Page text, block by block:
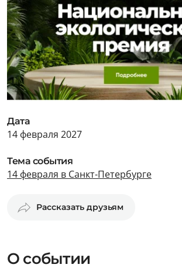
Дата
14 февраля 2027
Тема события
14 февраля в Санкт-Петербурге
Рассказать друзьям
О событии